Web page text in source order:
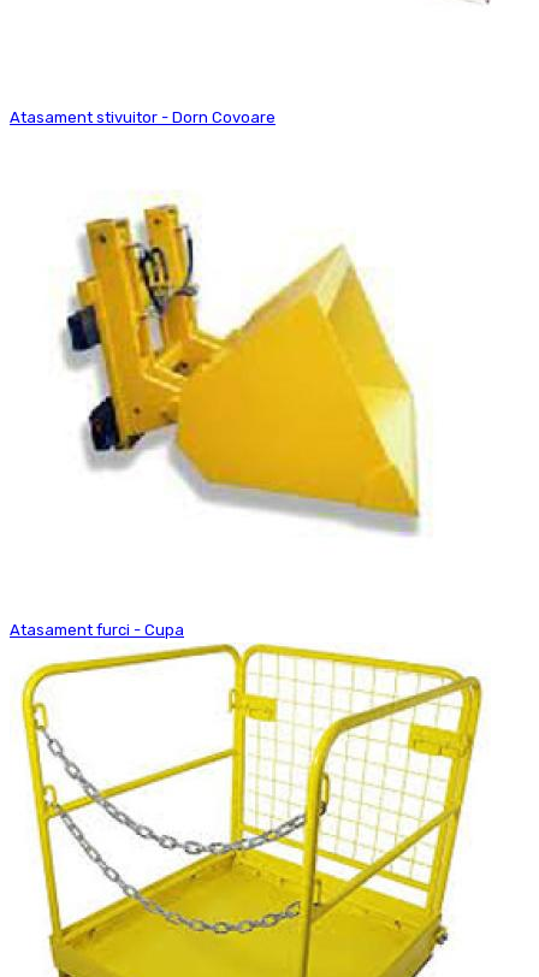
Atasament stivuitor - Dorn Covoare
Atasament furci - Cupa